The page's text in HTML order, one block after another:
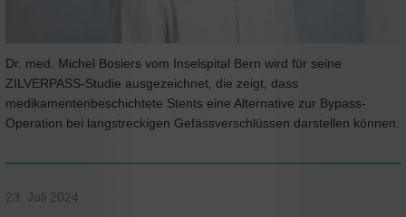
Dr. med. Michel Bosiers vom Inselspital Bern wird für seine
ZILVERPASS-Studie ausgezeichnet, die zeigt, dass
medikamentenbeschichtete Stents eine Alternative zur Bypass-
Operation bei langstreckigen Gefässverschlüssen darstellen können.
23. Juli 2024